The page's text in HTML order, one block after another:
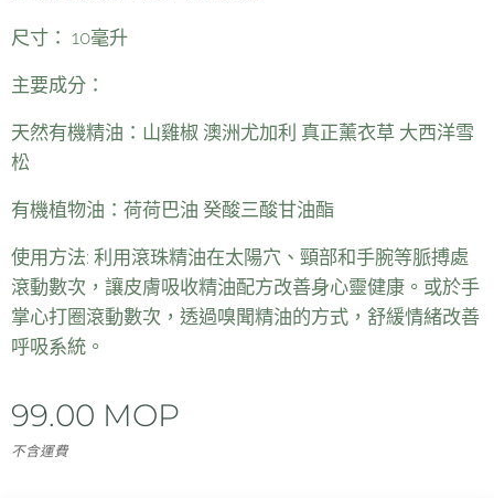
尺寸 ： 10毫升
主要成分 ：
天然有機精油：山雞椒 澳洲尤加利 真正薰衣草 大西洋雪
松
有機植物油：荷荷巴油 癸酸三酸甘油酯
使用方法: 利用滾珠精油在太陽穴、頸部和手腕等脈搏處
滾動數次，讓皮膚吸收精油配方改善身心靈健康。或於手
掌心打圈滾動數次，透過嗅聞精油的方式，舒緩情緒改善
呼吸系統。
99.00 MOP
不含運費